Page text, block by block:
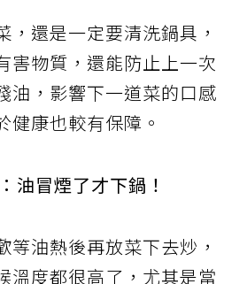
，還是一定要清洗鍋具，
害物質，還能防止上一次
油，影響下一道菜的口感
健康也較有保障。
油冒煙了才下鍋！
等油熱後再放菜下去炒，
溫度都很高了，尤其是當